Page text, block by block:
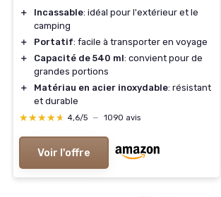
＋ Incassable: idéal pour l'extérieur et le
camping
＋
Portatif: facile à transporter en voyage
＋
Capacité de 540 ml: convient pour de
grandes portions
＋
Matériau en acier inoxydable: résistant
et durable
★★★★★
★★★★★ 4,6/5 — 1090 avis
Voir l'offre